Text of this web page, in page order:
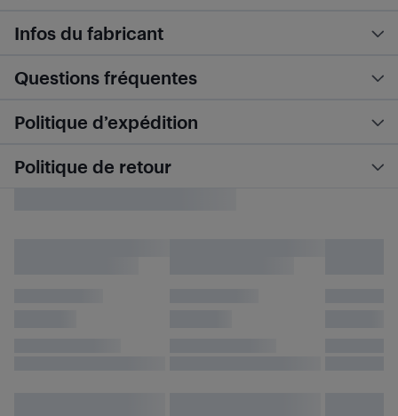
Infos du fabricant
Questions fréquentes
Politique d’expédition
Politique de retour